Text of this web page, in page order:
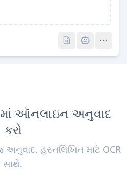
ઑનલાઇન અનુવાદ
કરો
અનુવાદ, હસ્તલિખિત માટે OCR
સાથે.